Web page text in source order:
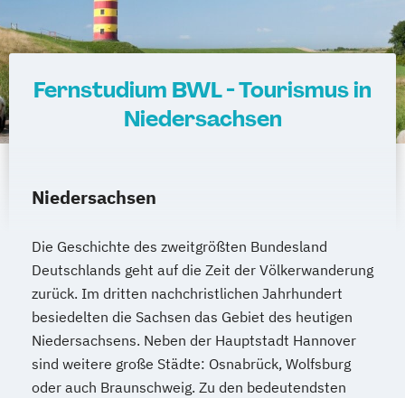
Fernstudium BWL - Tourismus in
Niedersachsen
Niedersachsen
Die Geschichte des zweitgrößten Bundesland
Deutschlands geht auf die Zeit der Völkerwanderung
zurück. Im dritten nachchristlichen Jahrhundert
besiedelten die Sachsen das Gebiet des heutigen
Niedersachsens. Neben der Hauptstadt Hannover
sind weitere große Städte: Osnabrück, Wolfsburg
oder auch Braunschweig. Zu den bedeutendsten